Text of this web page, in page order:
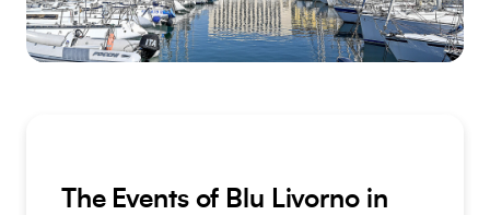
The Events of Blu Livorno in